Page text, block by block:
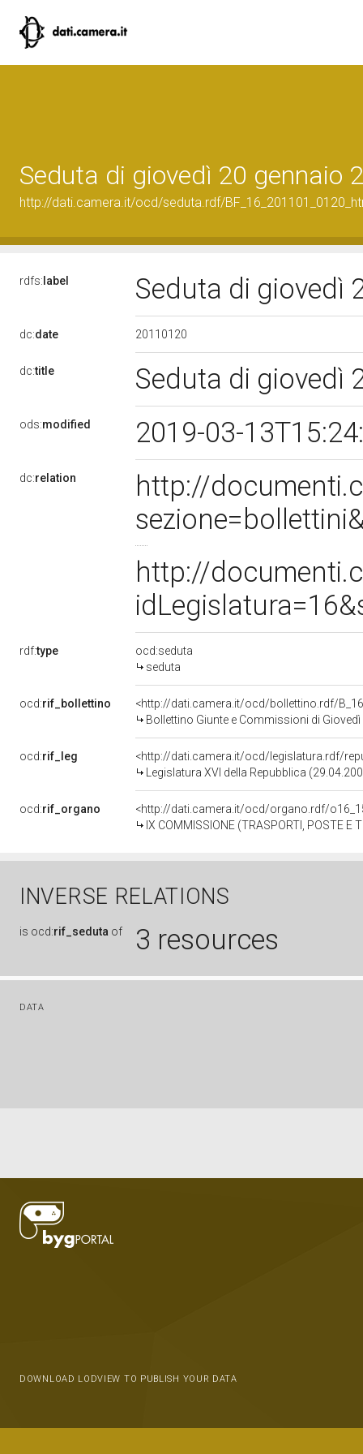
Seduta di giovedì 20 gennaio
http://dati.camera.it/ocd/seduta.rdf/
rdfs: label Seduta di giovedì
dc:date 20110120
dc:title Seduta di giovedì
ods:modified 2019-03-
dc:relation
http://
http://
rdf:type
ocd:seduta
seduta
ocd:rif_bollettino
<http://dati.camera.it/ocd/bollettino.rdf/
Bollettino Giunte e Commissioni di
ocd:rif_leg
<http://dati.camera.it/ocd/legislatura.rdf/
Legislatura XVI della Repubblica
ocd:rif_organo
<http://dati.camera.it/ocd/organo.rdf/
IX COMMISSIONE (TRASPORTI, POSTE E
INVERSE RELATIONS
is ocd:rif_seduta of 3 resources
DATA
DOWNLOAD LODVIEW TO PUBLISH YOUR DATA